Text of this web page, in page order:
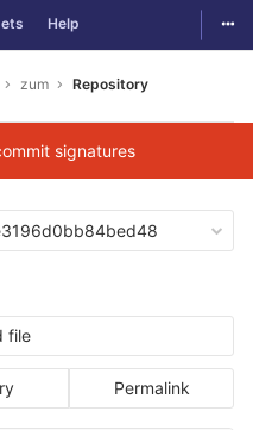
Help
zum Repository
signatures
file
Permalink